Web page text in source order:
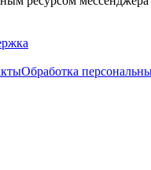
Обработка